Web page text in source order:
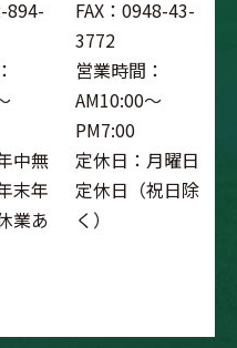
894-
中無
末年
業あ
FAX：0948-43-
3772
営業時間：
AM10:00～
PM7:00
定休日：月曜日
定休日（祝日除
く）